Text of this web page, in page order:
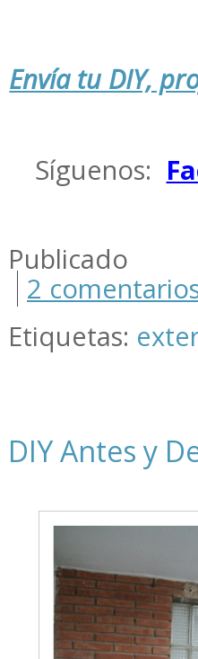
Envía tu DIY,
Síguenos:
2
Etiquetas:
DIY Antes y